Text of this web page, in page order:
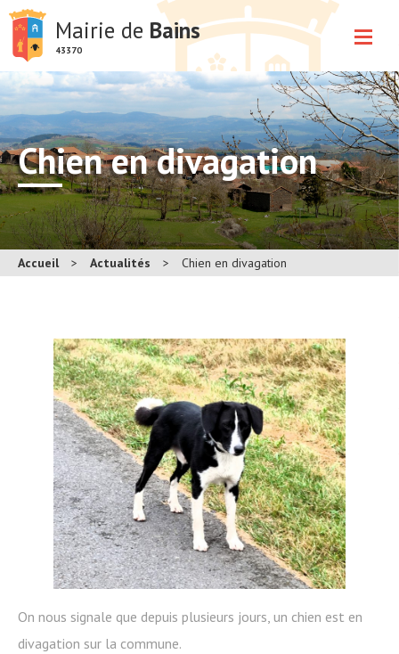
Mairie de Bains
43370
Chien en divagation
Accueil > Actualités > Chien en divagation
On nous signale que depuis plusieurs jours, un chien est en
divagation sur la commune.